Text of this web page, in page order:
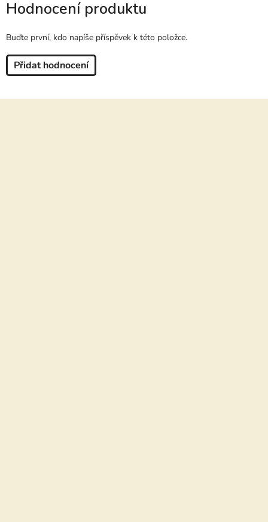
Hodnocení produktu
Buďte první, kdo napíše příspěvek k této položce.
Přidat hodnocení